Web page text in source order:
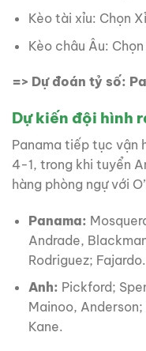
Kèo tài xỉu: Chọn
Kèo châu Âu:
=> Dự đoán tỷ số:
Dự kiến đội hình
Panama tiếp tục vận
4-1, trong khi tuyển
hàng phòng ngự với
Panama:
Andrade,
Rodriguez; Fajardo.
Anh: Pickford;
Mainoo,
Kane.